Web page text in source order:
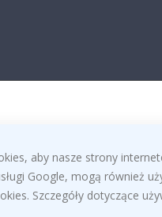
aby nasze strony
Google, mogą również
Szczegóły dotyczące